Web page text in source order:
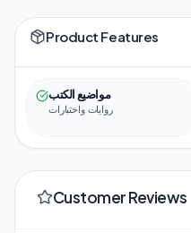
Product Features
مواضيع الكتب
روايات واختبارات
Customer Reviews